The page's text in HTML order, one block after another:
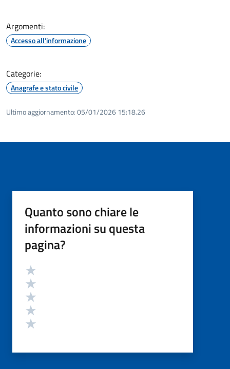
Argomenti:
Accesso all'informazione
Categorie:
Anagrafe e stato civile
Ultimo aggiornamento:05/01/2026 15:18.26
Quanto sono chiare le
informazioni su questa
pagina?
Valutazione